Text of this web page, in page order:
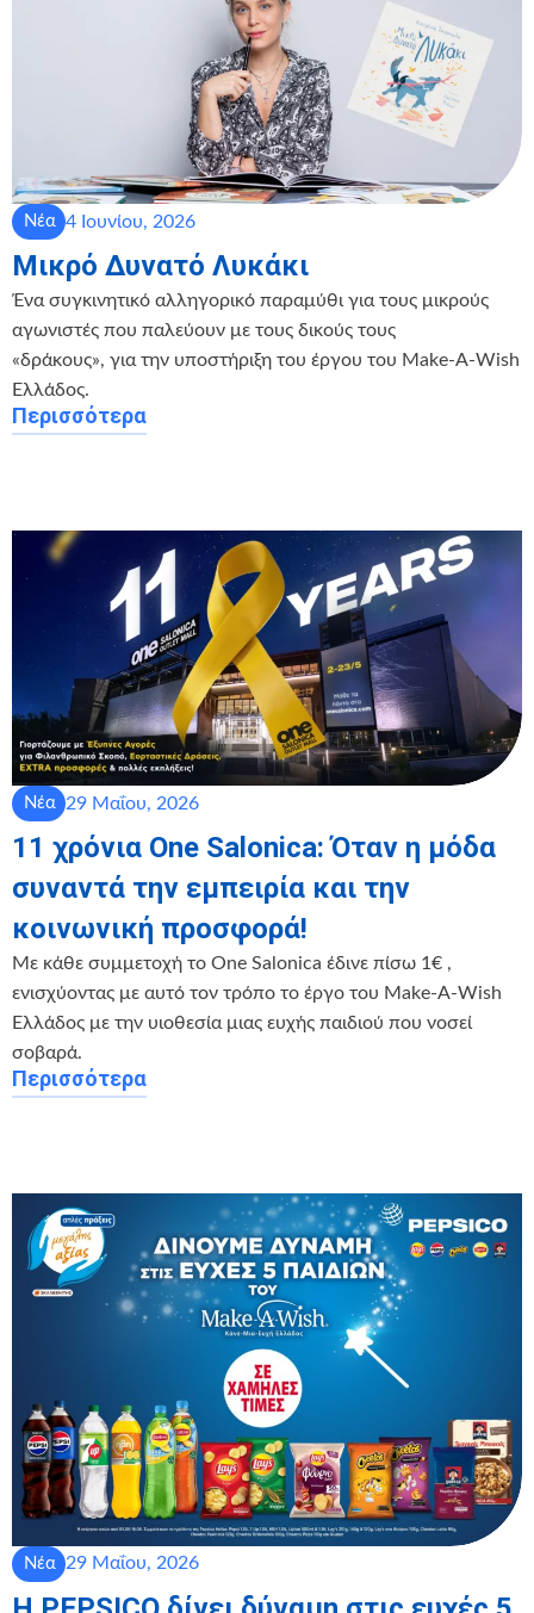
Νέα 4 Ιουνίου, 2026
Μικρό Δυνατό Λυκάκι
Ένα συγκινητικό αλληγορικό παραμύθι για τους μικρούς
αγωνιστές που παλεύουν με τους δικούς τους
«δράκους», για την υποστήριξη του έργου του Make-A-Wish
Ελλάδος.
Περισσότερα
Νέα 29 Μαΐου, 2026
11 χρόνια One Salonica: Όταν η μόδα
συναντά την εμπειρία και την
κοινωνική προσφορά!
Με κάθε συμμετοχή το One Salonica έδινε πίσω 1€ ,
ενισχύοντας με αυτό τον τρόπο το έργο του Make-A-Wish
Ελλάδος με την υιοθεσία μιας ευχής παιδιού που νοσεί
σοβαρά.
Περισσότερα
Νέα 29 Μαΐου, 2026